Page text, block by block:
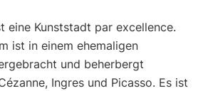
eine Kunststadt par excellence.
ist in einem ehemaligen
und beherbergt
Ingres und Picasso. Es ist